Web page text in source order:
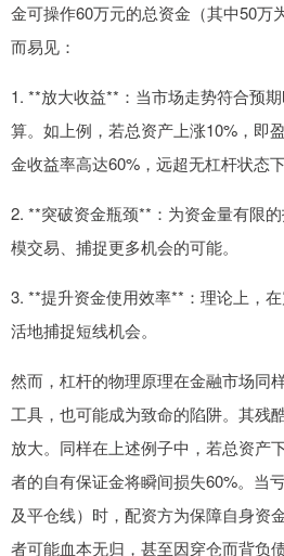
金可操作60万元的总资金（其中50万
而易见：
1. **放大收益**：当市场走势符合预
算。如上例，若总资产上涨10%，即
金收益率高达60%，远超无杠杆状态下
2. **突破资金瓶颈**：为资金量有限
模交易、捕捉更多机会的可能。
3. **提升资金使用效率**：理论上，
活地捕捉短线机会。
然而，杠杆的物理原理在金融市场同
工具，也可能成为致命的陷阱。其残
放大。同样在上述例子中，若总资产
者的自有保证金将瞬间损失60%。当
及平仓线）时，配资方为保障自身资
者可能血本无归，甚至因穿仓而背负